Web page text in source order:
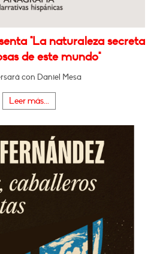
"La naturaleza secreta
de este mundo"
con Daniel Mesa
Leer más...